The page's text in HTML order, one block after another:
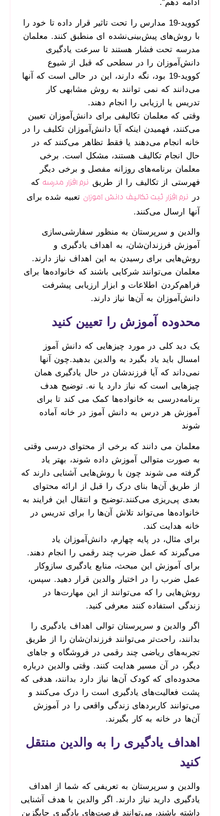
ادامه دهم”.
کووید-19 مدارس را تحت تاثیر قرار داده تا خود را
با روش‌های پیش‌بینی‌نشده ای منطبق کنند. معلمان
مدرسه تحت فشار هستند تا سرعت یادگیری
دانش‌آموزان را در سطحی که قبل از شیوع
کووید-19 بود، نگه دارند، این در حالی است که آنها
می‌دانند که نمی‌ توانند به روش مشابهی کار
تدریس یا ارزیابی را انجام دهند.
وقتی که معلمان تکالیفی برای دانش‌آموزان تعیین
می‌کنند، فهمیدن اینکه آیا دانش‌‌آموزان تکلیف را در
خانه انجام می‌دهند یا فقط تظاهر می‌کنند که در
حال انجام تکالیف هستند، مشکل است. برخی
معلمان برنامه‌های روزانه مفصل و برخی دیگر
فهرستی از تکالیف را از طریق نرم افزار مدرسه که
در
نرم افزار ثبت تکالیف دانش آموزان تعبیه شده برای
آنها ارسال می‌کنند.
والدین و سرپرستان به منظور سفارشی‌سازی
آموزش فرزندان‌شان، به اهداف یادگیری و
روش‌هایی برای رسیدن به این اهداف نیاز دارند.
معلمان می‌توانند شرکایی باشند که خانواده‌ها برای
فراهم‌کردن اطلاعات و ابزار ارزیابی پیشرفت
دانش‌آموزان به آن‌ها نیاز دارند.
محدوده آموزش را تعیین کنید
یک دید کلی در مورد چیزهایی که دانش آموز
امسال باید یاد بگیرد به والدین بدهید.چون آنها
نمی‌داند که آیا فرزندشان در حال یادگیری همان
چیزهایی است که نیاز دارد یا نه. توضیح هدف
برنامه‌درسی به خانواده‌ها کمک می کند تا برای
آموزش هر درس به دانش آموز در خانه آماده
شوند
معلمان می دانند که برخی از محتوای درسی وقتی
به صورت متوالی آموزش داده شوند، بهتر یاد
گرفته می شوند چون با روش‌هایی آشنایی دارند که
از طریق آن‌ها بنای درک را قبل از ارائه محتوای
بعدی پی‌ریزی می‌کنند.توضیح و انتقال این فرایند به
خانواده‌ها می‌تواند تلاش آن‌ها را برای تدریس در
خانه هدایت کند.
برای مثال، در پایه چهارم، دانش‌آموزان یاد
می‌گیرند که عمل ضرب چند رقمی را انجام دهند.
برای آموزش این مبحث، منابع یادگیری سازوکار
عمل ضرب را در اختیار والدین قرار دهید. سپس،
روش‌هایی را که می‌توانند از این مهارت‌ها در
زندگی استفاده کنند معرفی کنید.
اگر والدین و سرپرستان توالی اهداف یادگیری را
بدانند، راحت‌تر می‌توانند فرزندان‌شان را از طریق
تجربه‌های ریاضی چند رقمی در فروشگاه و جاهای
دیگر، در آن مسیر هدایت کنند. وقتی والدین درباره
محدوده‌ای که کودک آن‌ها نیاز دارد بدانند، هدفی که
پشت فعالیت‌های یادگیری است را درک می‌کنند و
می‌توانند کاربردهای زندگی واقعی را در آموزش
آن‌ها در خانه به کار بگیرند.
اهداف یادگیری را به والدین منتقل
کنید
والدین و سرپرستان به تعریفی که شما از اهداف
یادگیری دارید نیاز دارند. اگر والدین با هدف آشنایی
داشته باشند، می‌توانند فرصت‌های یادگیری جایگزین